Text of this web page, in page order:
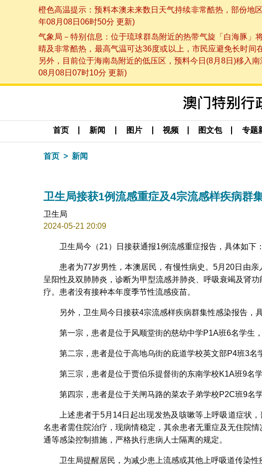
橙色高温提示：预料本澳未来数日天气持续非常酷热，部份地
年08月08日06时50分 更新)
气象局－特别信息：位于琉球群岛附近的热带气旋「白海豚
晴及非常酷热，最高气温可达36度或以上，市民应避免长时间
另外，目前位于海南岛附近的低压区，预料今日(8月8日)移入
08月08日07时10分 更新)
首页 新闻 图片 视频 图文包 专题
首页 新闻
卫生局接获1例流感重症及4宗流感样疾病群
卫生局
2024-05-21 20:09
卫生局今（21）日接获通报1例流感重症报告，具体如下：
患者为77岁男性，本澳居民，有慢性病史。5月20日由
呈阳性及双肺肺炎，诊断为甲型流感并肺炎、呼吸衰竭及肾
疗。患者没有接种本年度季节性流感疫苗。
另外，卫生局今日接获4宗流感样疾病群集性感染报告，
第一宗，患者是位于风顺堂街的慈幼中学P1A班6名学生，
第二宗，患者是位于高地乌街的庇道学校英文部P4班3名
第三宗，患者是位于贾伯乐提督街的东南学校K1A班9名学
第四宗，患者是位于关闸马路的菜农子弟学校P2C班9名
上述患者于5月14日起出现发热及咳嗽等上呼吸道症状
名患者需住院治疗，现病情稳定，其余患者无重症及无住院
通等感染控制措施，严格执行患病人士隔离的规定。
卫生局提醒居民，为减少患上流感或其他上呼吸道传染性